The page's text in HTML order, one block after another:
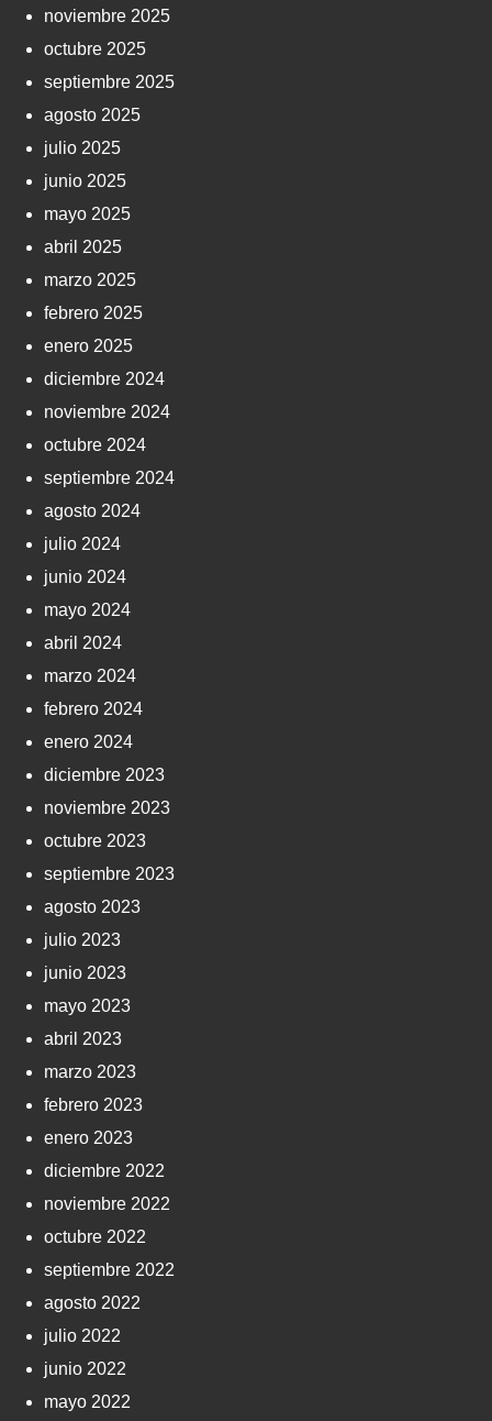
noviembre 2025
octubre 2025
septiembre 2025
agosto 2025
julio 2025
junio 2025
mayo 2025
abril 2025
marzo 2025
febrero 2025
enero 2025
diciembre 2024
noviembre 2024
octubre 2024
septiembre 2024
agosto 2024
julio 2024
junio 2024
mayo 2024
abril 2024
marzo 2024
febrero 2024
enero 2024
diciembre 2023
noviembre 2023
octubre 2023
septiembre 2023
agosto 2023
julio 2023
junio 2023
mayo 2023
abril 2023
marzo 2023
febrero 2023
enero 2023
diciembre 2022
noviembre 2022
octubre 2022
septiembre 2022
agosto 2022
julio 2022
junio 2022
mayo 2022